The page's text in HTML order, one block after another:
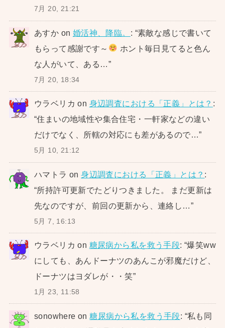
7月 20, 21:21
あすか on 婚活神、降臨。 : “素敵な感じで書いて
もらって感謝です～
ホント毎日見てると色ん
な人がいて、ある…”
7月 20, 18:34
ウラベリカ on 身辺調査における「正義」とは？ :
“住まいの地域性や集合住宅・一軒家などの違い
だけでなく、所轄の対応にも差があるので…”
5月 10, 21:12
ハマトラ on身辺調査における「正義」とは？ :
“所持許可更新でたどりつきました。 まだ更新は
先なのですが、前回の更新から、連絡し…”
5月 7, 16:13
ウラベリカ on 糖尿病から私を救う手段: “爆笑ww
にしても、あんドーナツのあんこが邪魔だけど、
ドーナツはヨダレが・・笑”
1月 23, 11:58
sonowhere on糖尿病から私を救う手段: “私も同